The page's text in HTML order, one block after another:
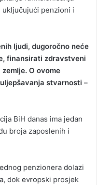
penzioni i
ljudi, dugoročno neće
finansirati zdravstveni
O ovome
stvarnosti –
BiH danas ima jedan
broja zaposlenih i
penzionera dolazi
dok evropski prosjek